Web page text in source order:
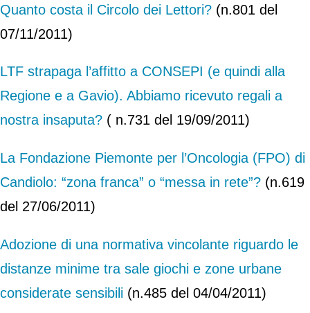
Quanto costa il Circolo dei Lettori? (n.801 del
07/11/2011)
LTF strapaga l’affitto a CONSEPI (e quindi alla
Regione e a Gavio). Abbiamo ricevuto regali a
nostra insaputa? ( n.731 del 19/09/2011)
La Fondazione Piemonte per l’Oncologia (FPO) di
Candiolo: “zona franca” o “messa in rete”? (n.619
del 27/06/2011)
Adozione di una normativa vincolante riguardo le
distanze minime tra sale giochi e zone urbane
considerate sensibili (n.485 del 04/04/2011)